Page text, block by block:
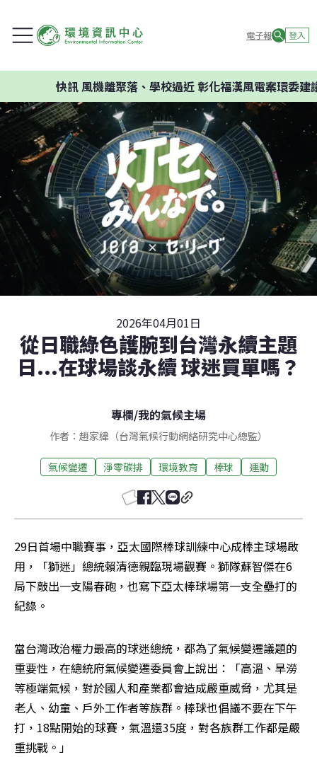
電子報 登入
風機離聚落、學校過近 彰化福漢風電案環委建議不應開發
2026年04月01日
從日職綠色護腕到台灣永續主題
日...在球場談永續 球迷買單嗎？
專欄/我的氣候主場
作者：趙家緯（台灣氣候行動網絡研究中心總監）
氣候變遷 淨零碳排 環境教育 棒球 運動
29日首場中職賽事，亞太國際棒球訓練中心成棒主球場啟
用，「獅迷」總統賴清德親臨現場觀賽。獅隊蘇智傑在6
局下敲出一支陽春砲，也寫下亞太棒球場第一支全壘打的
紀錄。
當台灣政治權力最高的球迷總統，都為了氣候變遷議題的
重要性，在總統府氣候變遷委員會上說出：「高溫、旱澇
等極端氣候，對於國人和產業都會造成嚴重威脅，尤其是
老人、幼童、戶外工作者等族群。棒球也倡議不要在下午
打，18點開始的球賽，氣溫還35度，對各族群工作都是嚴
重挑戰。」